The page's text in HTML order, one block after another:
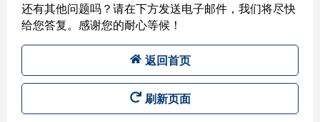
还有其他问题吗？请在下方发送电子邮件，我们将尽快
给您答复。感谢您的耐心等候！
返回首页
刷新页面